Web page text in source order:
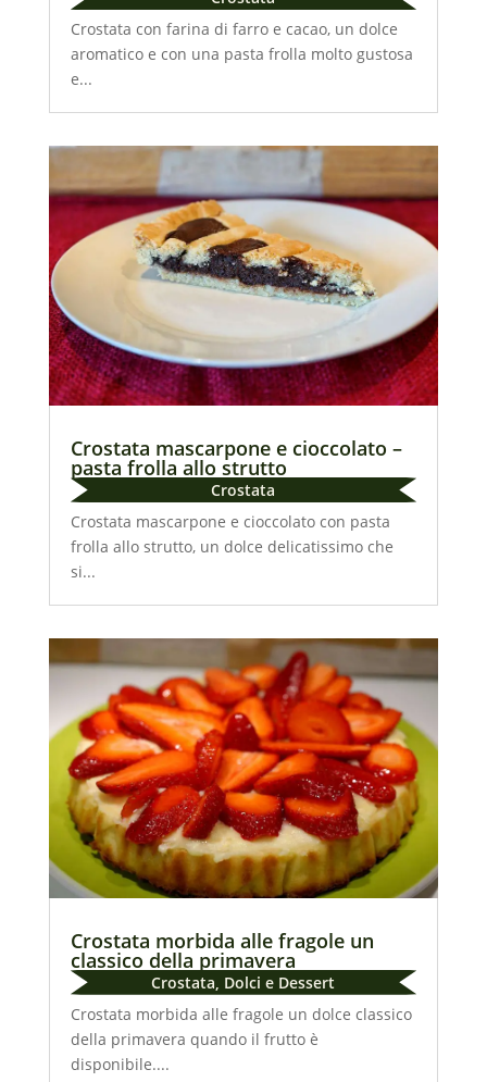
Crostata con farina di farro e cacao, un dolce
aromatico e con una pasta frolla molto gustosa
e...
Crostata mascarpone e cioccolato –
pasta frolla allo strutto
Crostata
Crostata mascarpone e cioccolato con pasta
frolla allo strutto, un dolce delicatissimo che
si...
Crostata morbida alle fragole un
classico della primavera
Crostata, Dolci e Dessert
Crostata morbida alle fragole un dolce classico
della primavera quando il frutto è
disponibile....